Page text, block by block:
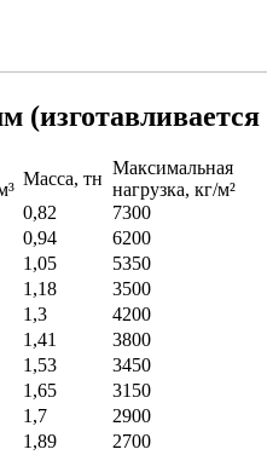
Масса, тн
Максимальная
нагрузка, кг/м²
0,82
7300
0,94
6200
1,05
5350
1,18
3500
1,3
4200
1,41
3800
1,53
3450
1,65
3150
1,7
2900
1,89
2700